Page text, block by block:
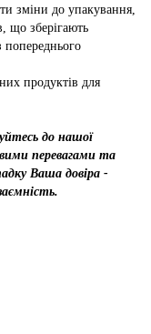
зміни до упакування,
що зберігають
попереднього
продуктів для
до нашої
перевагами та
Ваша довіра -